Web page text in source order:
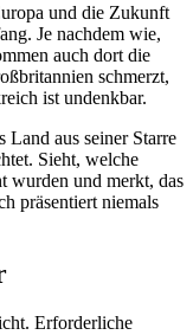
und die Zukunft
Je nachdem wie,
auch dort die
schmerzt,
ist undenkbar.
aus seiner Starre
Sieht, welche
wurden und merkt, das
präsentiert niemals
Erforderliche